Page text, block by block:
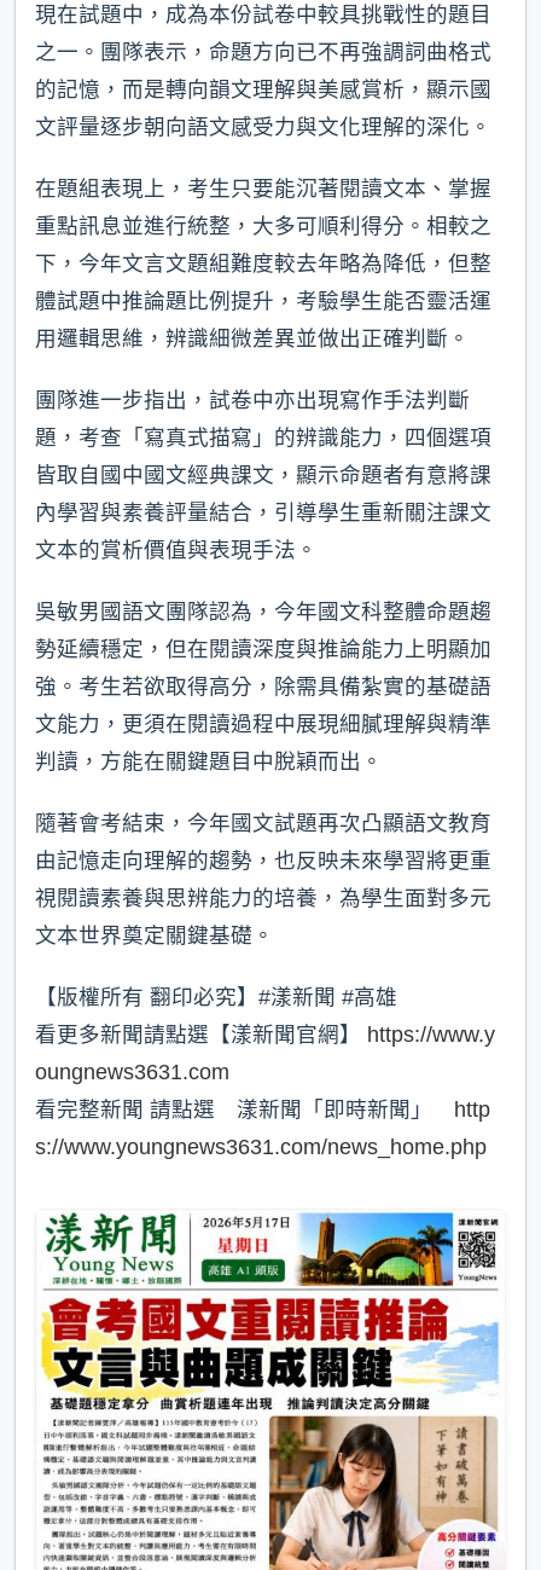
現在試題中，成為本份試卷中較具挑戰性的題目
之一。團隊表示，命題方向已不再強調詞曲格式
的記憶，而是轉向韻文理解與美感賞析，顯示國
文評量逐步朝向語文感受力與文化理解的深化。
在題組表現上，考生只要能沉著閱讀文本、掌握
重點訊息並進行統整，大多可順利得分。相較之
下，今年文言文題組難度較去年略為降低，但整
體試題中推論題比例提升，考驗學生能否靈活運
用邏輯思維，辨識細微差異並做出正確判斷。
團隊進一步指出，試卷中亦出現寫作手法判斷
題，考查「寫真式描寫」的辨識能力，四個選項
皆取自國中國文經典課文，顯示命題者有意將課
內學習與素養評量結合，引導學生重新關注課文
文本的賞析價值與表現手法。
吳敏男國語文團隊認為，今年國文科整體命題趨
勢延續穩定，但在閱讀深度與推論能力上明顯加
強。考生若欲取得高分，除需具備紮實的基礎語
文能力，更須在閱讀過程中展現細膩理解與精準
判讀，方能在關鍵題目中脫穎而出。
隨著會考結束，今年國文試題再次凸顯語文教育
由記憶走向理解的趨勢，也反映未來學習將更重
視閱讀素養與思辨能力的培養，為學生面對多元
文本世界奠定關鍵基礎。
【版權所有 翻印必究】#漾新聞 #高雄
看更多新聞請點選【漾新聞官網】 https://www.y
oungnews3631.com
看完整新聞 請點選 漾新聞「即時新聞」 http
s://www.youngnews3631.com/news_home.php